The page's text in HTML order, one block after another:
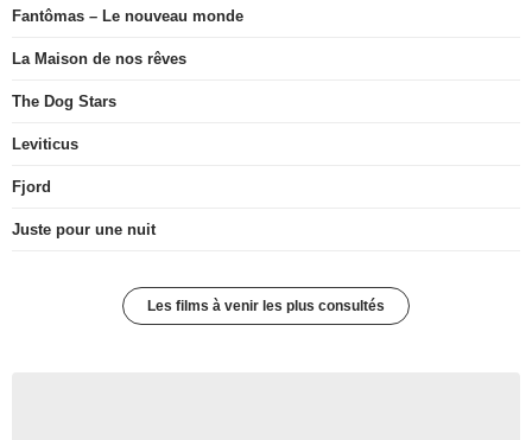
Fantômas – Le nouveau monde
La Maison de nos rêves
The Dog Stars
Leviticus
Fjord
Juste pour une nuit
Les films à venir les plus consultés